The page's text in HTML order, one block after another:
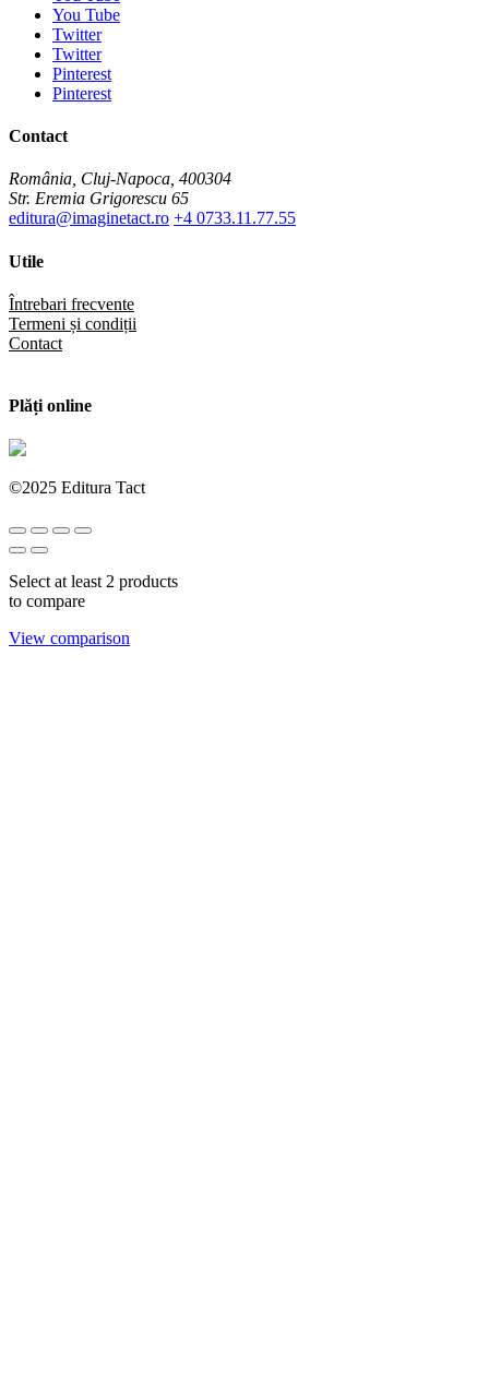
You Tube
Twitter
Twitter
Pinterest
Pinterest
Contact
România, Cluj-Napoca, 400304
Str. Eremia Grigorescu 65
editura@imaginetact.ro +4 0733.11.77.55
Utile
Întrebari frecvente
Termeni și condiții
Contact
Plăți online
©2025 Editura Tact
Select at least 2 products
to compare
View comparison